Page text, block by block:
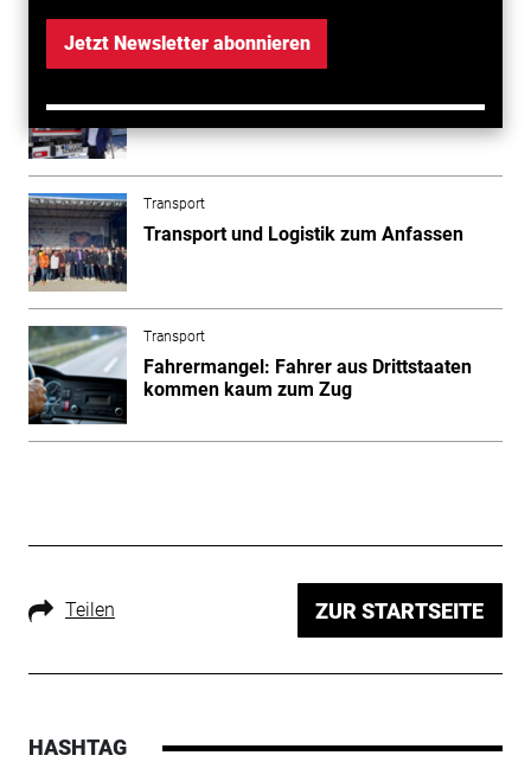
Jetzt Newsletter abonnieren
Transport
Die Probleme von Berufskraftfahrern
Transport
Transport und Logistik zum Anfassen
Transport
Fahrermangel: Fahrer aus Drittstaaten
kommen kaum zum Zug
Teilen ZUR STARTSEITE
HASHTAG